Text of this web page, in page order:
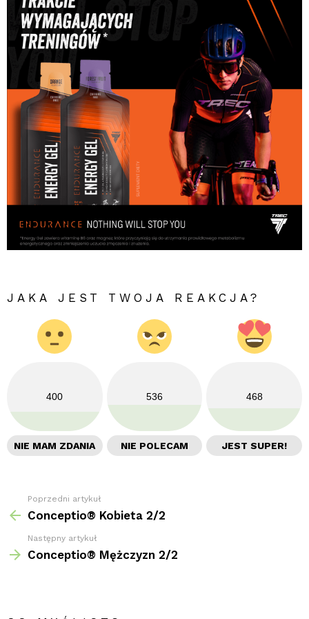
JAKA JEST TWOJA REAKCJA?
400
NIE MAM ZDANIA
536
NIE POLECAM
468
JEST SUPER!
Zobacz
więcej
Poprzedni artykuł
Conceptio® Kobieta 2/2
Następny artykuł
Conceptio® Mężczyzn 2/2